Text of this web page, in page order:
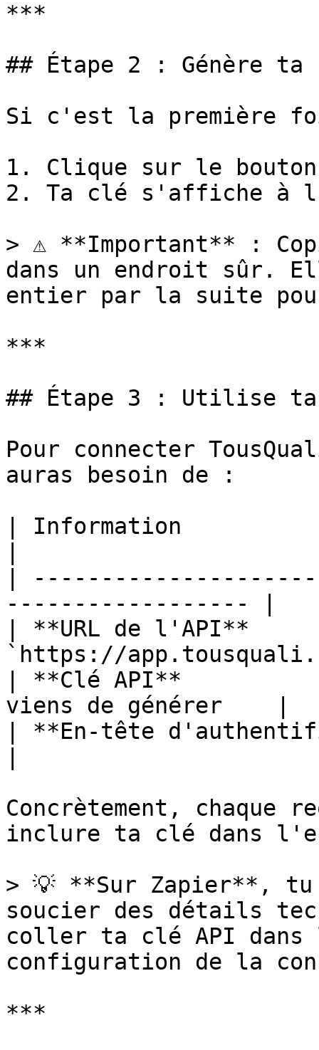
***
## Étape 2 : Génère ta
Si c'est la première
1. Clique sur le
2. Ta clé s'affiche à
> ⚠️ **Important** :
dans un endroit sûr.
entier par la suite
***
## Étape 3 : Utilise
Pour connecter
auras besoin de :
| Information
|
------------------ |
| **URL de l'API**
`https://
| **Clé API**
viens de générer    |
| **En-tête
Concrètement, chaque
inclure ta clé dans
> 💡 **Sur Zapier**,
soucier des détails
coller ta clé API dans
configuration de la
***